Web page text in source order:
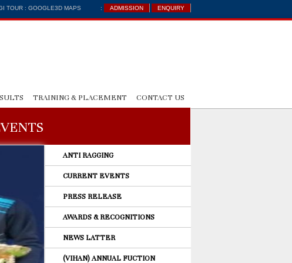
TOUR : GOOGLE3D MAPS : ADMISSION ENQUIRY
TRAINING & PLACEMENT CONTACT US
ANTI RAGGING
CURRENT EVENTS
PRESS RELEASE
AWARDS & RECOGNITIONS
NEWS LATTER
(VIHAN) ANNUAL FUCTION